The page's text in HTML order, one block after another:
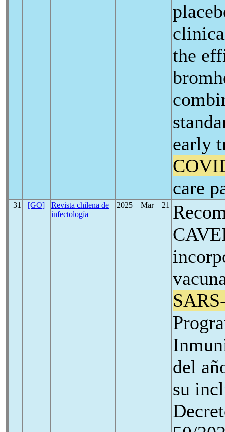
the
early
care
31 [GO]
Revista chilena de
infectología
2025―Mar―21
del
su